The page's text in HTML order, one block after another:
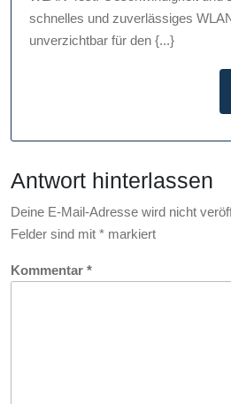
schnelles und zuverlässiges
unverzichtbar für den {...}
Antwort hinterlassen
Deine E-Mail-Adresse wird nicht
Felder sind mit * markiert
Kommentar *